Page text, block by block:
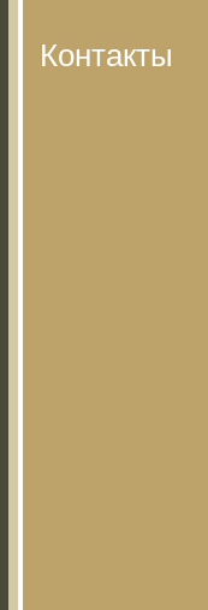
Контакты